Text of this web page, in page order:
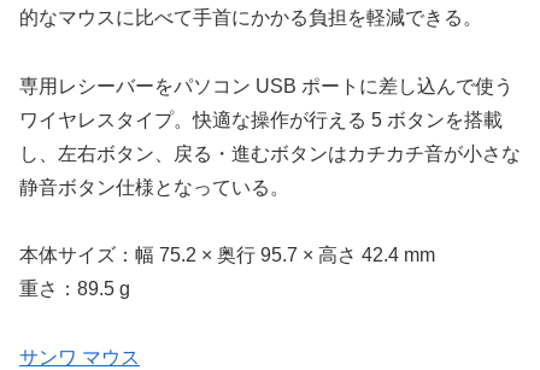
的なマウスに比べて手首にかかる負担を軽減できる。
専用レシーバーをパソコン USB ポートに差し込んで使う
ワイヤレスタイプ。快適な操作が行える 5 ボタンを搭載
し、左右ボタン、戻る・進むボタンはカチカチ音が小さな
静音ボタン仕様となっている。
本体サイズ：幅 75.2 × 奥行 95.7 × 高さ 42.4 mm
重さ：89.5 g
サンワ マウス